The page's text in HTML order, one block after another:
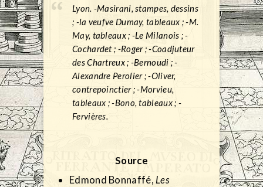
Lyon. -Masirani, stampes, dessins
; -la veufve Dumay, tableaux ; -M.
May, tableaux ; -Le Milanois ; -
Cochardet ; -Roger ; -Coadjuteur
des Chartreux ; -Bernoudi ; -
Alexandre Perolier ; -Oliver,
contrepoinctier ; -Morvieu,
tableaux ; -Bono, tableaux ; -
Fervières.
Source
Edmond Bonnaffé,Les